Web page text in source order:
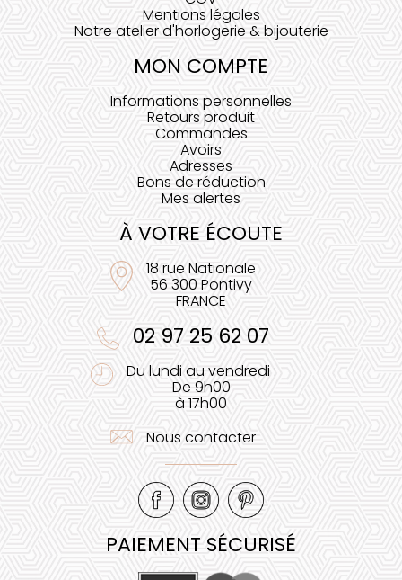
Mentions légales
Notre atelier d'horlogerie & bijouterie
MON COMPTE
Informations personnelles
Retours produit
Commandes
Avoirs
Adresses
Bons de réduction
Mes alertes
À VOTRE ÉCOUTE
18 rue Nationale
56 300 Pontivy
FRANCE
02 97 25 62 07
Du lundi au vendredi :
De 9h00
à 17h00
Nous contacter
PAIEMENT SÉCURISÉ